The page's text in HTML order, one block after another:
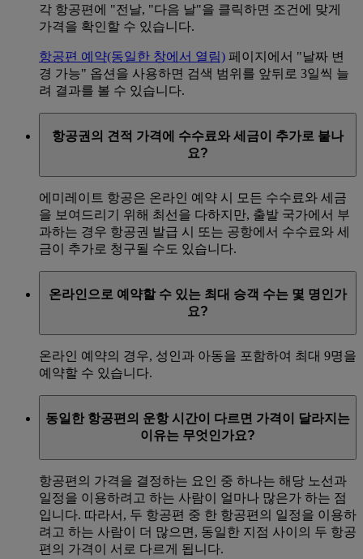
각 항공편에 "전날, "다음 날"을 클릭하면 조건에 맞게
가격을 확인할 수 있습니다.
항공편 예약(동일한 창에서 열림) 페이지에서 "날짜 변
경 가능" 옵션을 사용하면 검색 범위를 앞뒤로 3일씩 늘
려 결과를 볼 수 있습니다.
항공권의 견적 가격에 수수료와 세금이 추가로 붙나
요?
에미레이트 항공은 온라인 예약 시 모든 수수료와 세금
을 보여드리기 위해 최선을 다하지만, 출발 국가에서 부
과하는 경우 항공권 발급 시 또는 공항에서 수수료와 세
금이 추가로 청구될 수도 있습니다.
온라인으로 예약할 수 있는 최대 승객 수는 몇 명인가
요?
온라인 예약의 경우, 성인과 아동을 포함하여 최대 9명을
예약할 수 있습니다.
동일한 항공편의 운항 시간이 다르면 가격이 달라지는
이유는 무엇인가요?
항공편의 가격을 결정하는 요인 중 하나는 해당 노선과
일정을 이용하려고 하는 사람이 얼마나 많은가 하는 점
입니다. 따라서, 두 항공편 중 한 항공편의 일정을 이용하
려고 하는 사람이 더 많으면, 동일한 지점 사이의 두 항공
편의 가격이 서로 다르게 됩니다.